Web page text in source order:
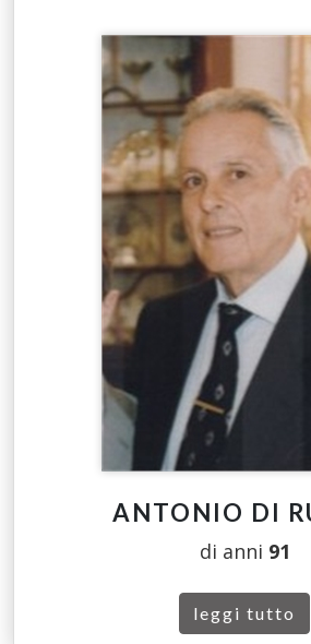
ANTONIO DI
di anni 91
leggi tutto